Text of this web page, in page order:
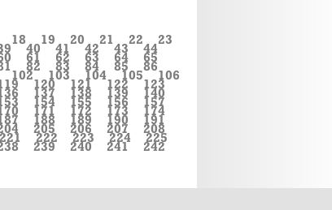
18 19 20 21 22 23
40 41 42 43 44
61 62 63 64 65
82 83 84 85 86
102 103 104 105 106
120 121 122 123
137 138 139 140
154 155 156 157
171 172 173 174
188 189 190 191
205 206 207 208
221 222 223 224 225
239 240 241 242